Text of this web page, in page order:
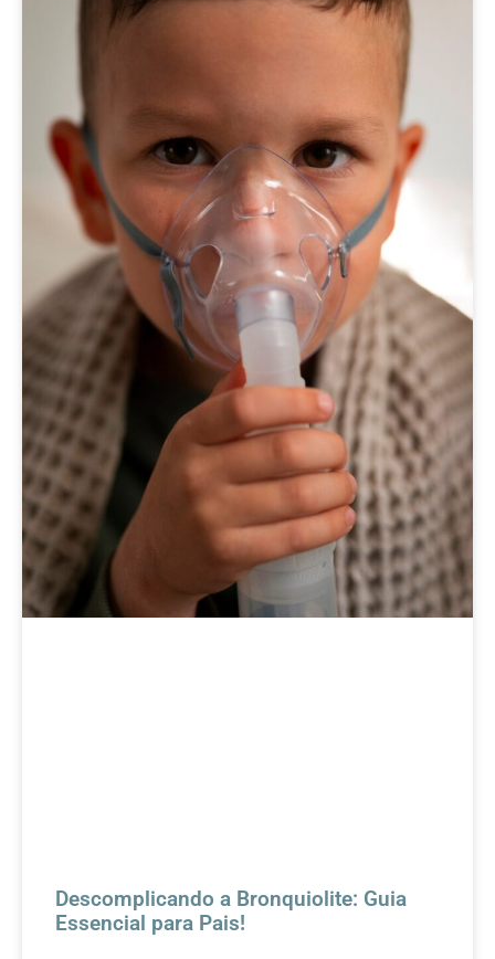
Descomplicando a Bronquiolite: Guia
Essencial para Pais!